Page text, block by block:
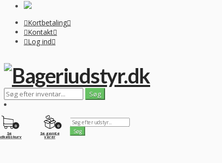
Kortbetaling
Kontakt
Log ind
0
Se gemte
varer
0
Se